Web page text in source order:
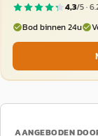
4,3/5 ·
Bod binnen 24u
AANGEBODEN